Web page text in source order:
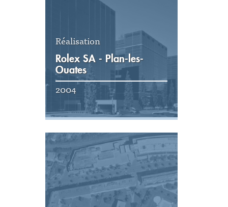
Réalisation
Rolex SA - Plan-les-
Ouates
2004
Voir la réalisation